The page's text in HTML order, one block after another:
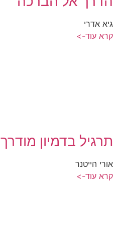
גיא אדרי
קרא עוד->
תרגיל בדמיון מודרך
אורי הייטנר
קרא עוד->